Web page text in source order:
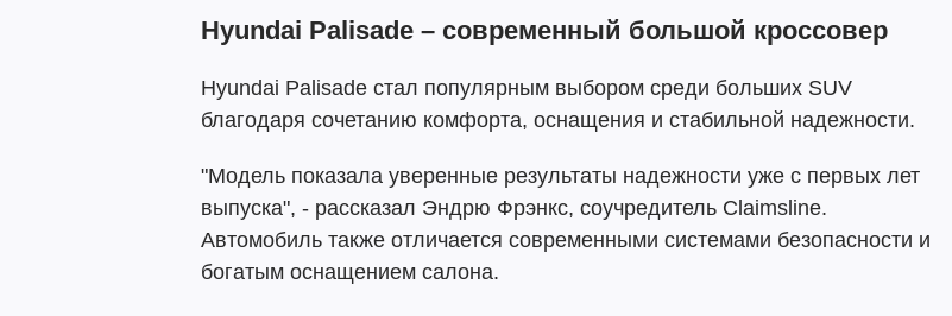
Hyundai Palisade – современный большой кроссовер
Hyundai Palisade стал популярным выбором среди больших SUV
благодаря сочетанию комфорта, оснащения и стабильной надежности.
"Модель показала уверенные результаты надежности уже с первых лет
выпуска", - рассказал Эндрю Фрэнкс, соучредитель Claimsline.
Автомобиль также отличается современными системами безопасности и
богатым оснащением салона.